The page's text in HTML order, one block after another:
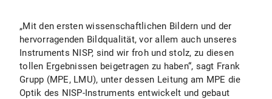
„Mit den ersten wissenschaftlichen Bildern und der
hervorragenden Bildqualität, vor allem auch unseres
Instruments NISP, sind wir froh und stolz, zu diesen
tollen Ergebnissen beigetragen zu haben“, sagt Frank
Grupp (MPE, LMU), unter dessen Leitung am MPE die
Optik des NISP-Instruments entwickelt und gebaut